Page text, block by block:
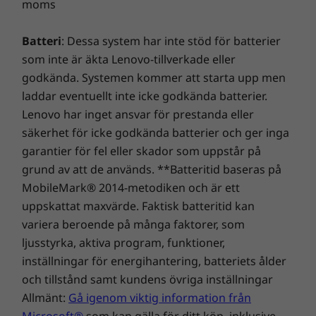
Uppslukande underhållning
Njut av film och musik med den breda
skärmen och de framåtriktade högtalarna.
Den färgstarka, högupplösta skärmen har ett
större färgspektrum och är TÜV-certifierad för
att inte påfresta synen så mycket. Och de
Dolby® -certifierade framåtvända högtalarna
fyller rummet med ljud.
Microsoft Office (provprenumeration)
Förpackningens innehåll
IdeaPad 5i Gen 7 (15″ Intel)
45 W, 65 W eller 100 W USB-C-nätadapter
Snabbstartguide
Specifikationerna kan variera beroende på region/modell.
under den ursprungliga ettåriga garantitiden för
får du ett batteribyte i händelse av problem. Få en
bättre upplevelse plus möjligheten att uppgradera till
On-site Service. Vi på Lenovo kan kombinera
förstklassig prestanda och säkerhet för datorer!
moms
Batteri: Dessa system har inte stöd för batterier
som inte är äkta Lenovo-tillverkade eller
godkända. Systemen kommer att starta upp men
laddar eventuellt inte icke godkända batterier.
Lenovo har inget ansvar för prestanda eller
säkerhet för icke godkända batterier och ger inga
garantier för fel eller skador som uppstår på
grund av att de används. **Batteritid baseras på
MobileMark® 2014-metodiken och är ett
uppskattat maxvärde. Faktisk batteritid kan
variera beroende på många faktorer, som
ljusstyrka, aktiva program, funktioner,
inställningar för energihantering, batteriets ålder
och tillstånd samt kundens övriga inställningar
Allmänt: Gå igenom viktig information från